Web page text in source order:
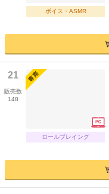
ボイス・ASMR
21
販売数
148
ロールプレイング